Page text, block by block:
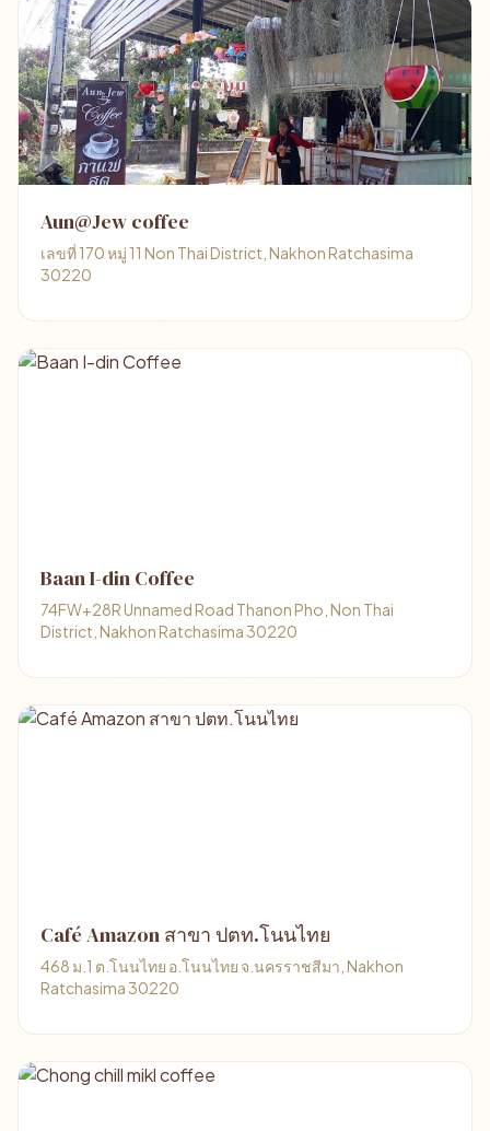
Aun@Jew coffee
เลขที่ 170 หมู่ 11 Non Thai District, Nakhon Ratchasima
30220
Baan I-din Coffee
74FW+28R Unnamed Road Thanon Pho, Non Thai
District, Nakhon Ratchasima 30220
Café Amazon สาขา ปตท.โนนไทย
468 ม.1 ต.โนนไทย อ.โนนไทย จ.นครราชสีมา, Nakhon
Ratchasima 30220